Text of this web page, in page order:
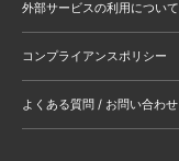
外部サービスの利用について
コンプライアンスポリシー
よくある質問 / お問い合わせ